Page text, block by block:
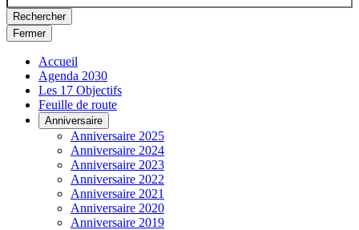
Rechercher
Fermer
Accueil
Agenda 2030
Les 17 Objectifs
Feuille de route
Anniversaire
Anniversaire 2025
Anniversaire 2024
Anniversaire 2023
Anniversaire 2022
Anniversaire 2021
Anniversaire 2020
Anniversaire 2019